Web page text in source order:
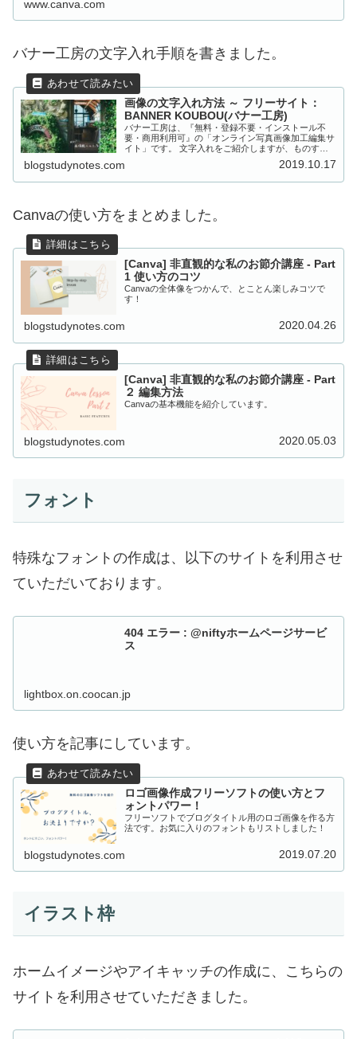
www.canva.com
バナー工房の文字入れ手順を書きました。
画像の文字入れ方法 ～ フリーサイト：
BANNER KOUBOU(バナー工房)
バナー工房は、『無料・登録不要・インストール不
要・商用利用可』の「オンライン写真画像加工編集サ
イト」です。 文字入れをご紹介しますが、ものすご
いイロイロな機能があります。要チェックです♪。
blogstudynotes.com 2019.10.17
Canvaの使い方をまとめました。
[Canva] 非直観的な私のお節介講座 - Part
1 使い方のコツ
Canvaの全体像をつかんで、とことん楽しみコツで
す！
blogstudynotes.com 2020.04.26
[Canva] 非直観的な私のお節介講座 - Part
２ 編集方法
Canvaの基本機能を紹介しています。
blogstudynotes.com 2020.05.03
フォント
特殊なフォントの作成は、以下のサイトを利用させ
ていただいております。
404 エラー : @niftyホームページサービ
ス
lightbox.on.coocan.jp
使い方を記事にしています。
ロゴ画像作成フリーソフトの使い方とフ
ォントパワー！
フリーソフトでブログタイトル用のロゴ画像を作る方
法です。お気に入りのフォントもリストしました！
blogstudynotes.com 2019.07.20
イラスト枠
ホームイメージやアイキャッチの作成に、こちらの
サイトを利用させていただきました。